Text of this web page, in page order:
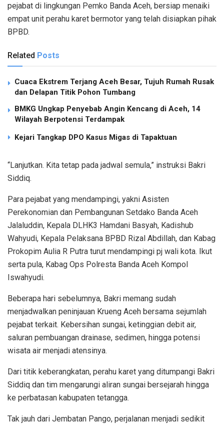
pejabat di lingkungan Pemko Banda Aceh, bersiap menaiki
empat unit perahu karet bermotor yang telah disiapkan pihak
BPBD.
Related Posts
Cuaca Ekstrem Terjang Aceh Besar, Tujuh Rumah Rusak
dan Delapan Titik Pohon Tumbang
BMKG Ungkap Penyebab Angin Kencang di Aceh, 14
Wilayah Berpotensi Terdampak
Kejari Tangkap DPO Kasus Migas di Tapaktuan
“Lanjutkan. Kita tetap pada jadwal semula,” instruksi Bakri
Siddiq.
Para pejabat yang mendampingi, yakni Asisten
Perekonomian dan Pembangunan Setdako Banda Aceh
Jalaluddin, Kepala DLHK3 Hamdani Basyah, Kadishub
Wahyudi, Kepala Pelaksana BPBD Rizal Abdillah, dan Kabag
Prokopim Aulia R Putra turut mendampingi pj wali kota. Ikut
serta pula, Kabag Ops Polresta Banda Aceh Kompol
Iswahyudi.
Beberapa hari sebelumnya, Bakri memang sudah
menjadwalkan peninjauan Krueng Aceh bersama sejumlah
pejabat terkait. Kebersihan sungai, ketinggian debit air,
saluran pembuangan drainase, sedimen, hingga potensi
wisata air menjadi atensinya.
Dari titik keberangkatan, perahu karet yang ditumpangi Bakri
Siddiq dan tim mengarungi aliran sungai bersejarah hingga
ke perbatasan kabupaten tetangga.
Tak jauh dari Jembatan Pango, perjalanan menjadi sedikit